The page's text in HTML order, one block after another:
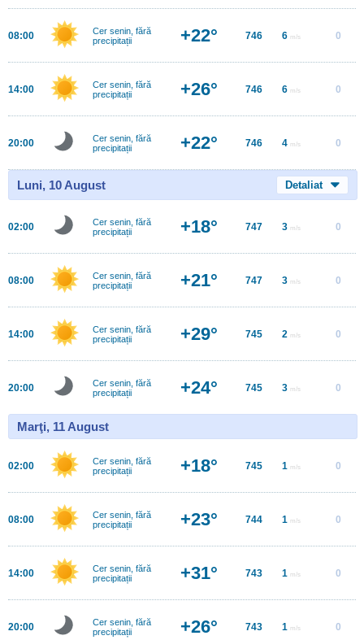
08:00
Cer senin, fără
precipitații
+22° 746 6 m/s 0
14:00
Cer senin, fără
precipitații
+26° 746 6 m/s 0
20:00
Cer senin, fără
precipitații
+22° 746 4 m/s 0
Luni, 10 August Detaliat
02:00
Cer senin, fără
precipitații
+18° 747 3 m/s 0
08:00
Cer senin, fără
precipitații
+21° 747 3 m/s 0
14:00
Cer senin, fără
precipitații
+29° 745 2 m/s 0
20:00
Cer senin, fără
precipitații
+24° 745 3 m/s 0
Marţi, 11 August
02:00
Cer senin, fără
precipitații
+18° 745 1 m/s 0
08:00
Cer senin, fără
precipitații
+23° 744 1 m/s 0
14:00
Cer senin, fără
precipitații
+31° 743 1 m/s 0
20:00
Cer senin, fără
precipitații
+26° 743 1 m/s 0